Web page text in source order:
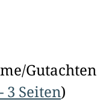
Gutachten
3 Seiten)